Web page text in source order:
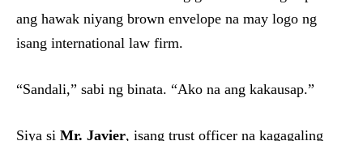
ang hawak niyang brown envelope na may logo ng
isang international law firm.
“Sandali,” sabi ng binata. “Ako na ang kakausap.”
Siya si Mr. Javier, isang trust officer na kagagaling